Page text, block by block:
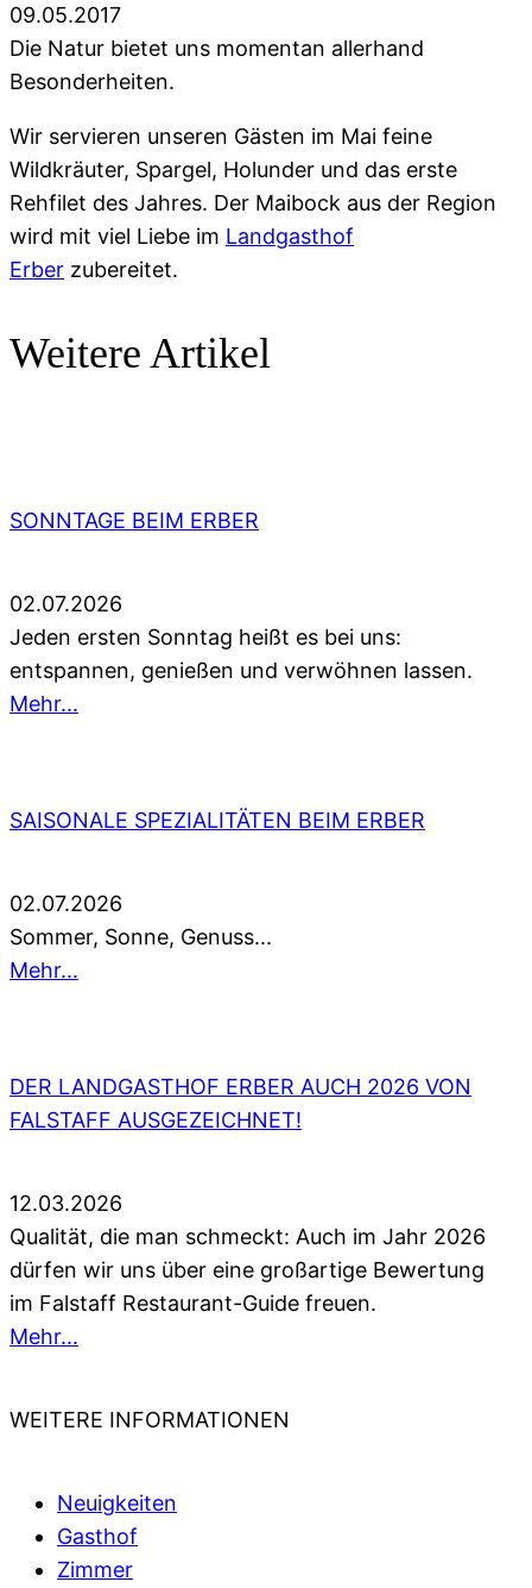
09.05.2017
Die Natur bietet uns momentan allerhand
Besonderheiten.
Wir servieren unseren Gästen im Mai feine
Wildkräuter, Spargel, Holunder und das erste
Rehfilet des Jahres. Der Maibock aus der Region
wird mit viel Liebe im Landgasthof
Erber zubereitet.
Weitere Artikel
SONNTAGE BEIM ERBER
02.07.2026
Jeden ersten Sonntag heißt es bei uns:
entspannen, genießen und verwöhnen lassen.
Mehr...
SAISONALE SPEZIALITÄTEN BEIM ERBER
02.07.2026
Sommer, Sonne, Genuss...
Mehr...
DER LANDGASTHOF ERBER AUCH 2026 VON
FALSTAFF AUSGEZEICHNET!
12.03.2026
Qualität, die man schmeckt: Auch im Jahr 2026
dürfen wir uns über eine großartige Bewertung
im Falstaff Restaurant-Guide freuen.
Mehr...
WEITERE INFORMATIONEN
Neuigkeiten
Gasthof
Zimmer